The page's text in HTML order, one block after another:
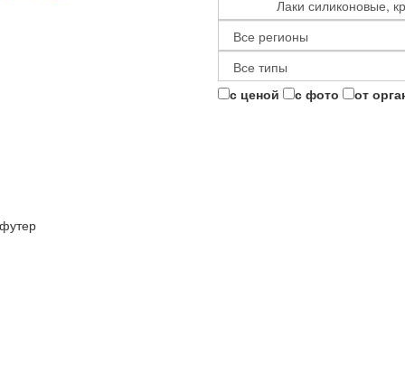
с ценой с фото от
футер